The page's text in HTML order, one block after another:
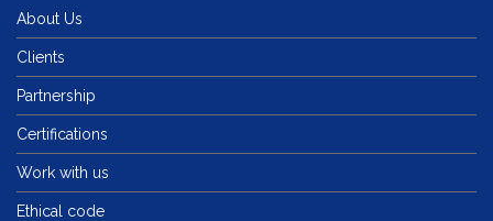
About Us
Clients
Partnership
Certifications
Work with us
Ethical code